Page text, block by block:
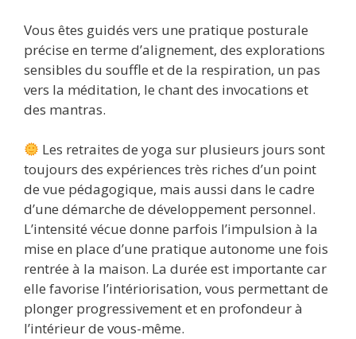
Vous êtes guidés vers une pratique posturale
précise en terme d’alignement, des explorations
sensibles du souffle et de la respiration, un pas
vers la méditation, le chant des invocations et
des mantras.
Les retraites de yoga sur plusieurs jours sont
toujours des expériences très riches d’un point
de vue pédagogique, mais aussi dans le cadre
d’une démarche de développement personnel.
L’intensité vécue donne parfois l’impulsion à la
mise en place d’une pratique autonome une fois
rentrée à la maison. La durée est importante car
elle favorise l’intériorisation, vous permettant de
plonger progressivement et en profondeur à
l’intérieur de vous-même.